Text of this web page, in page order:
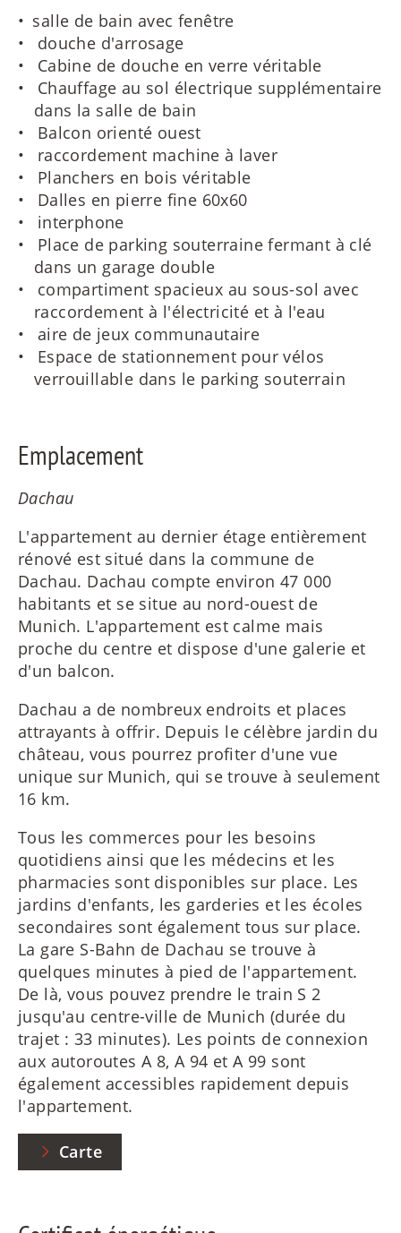
salle de bain avec fenêtre
douche d'arrosage
Cabine de douche en verre véritable
Chauffage au sol électrique supplémentaire
dans la salle de bain
Balcon orienté ouest
raccordement machine à laver
Planchers en bois véritable
Dalles en pierre fine 60x60
interphone
Place de parking souterraine fermant à clé
dans un garage double
compartiment spacieux au sous-sol avec
raccordement à l'électricité et à l'eau
aire de jeux communautaire
Espace de stationnement pour vélos
verrouillable dans le parking souterrain
Emplacement
Dachau
L'appartement au dernier étage entièrement
rénové est situé dans la commune de
Dachau. Dachau compte environ 47 000
habitants et se situe au nord-ouest de
Munich. L'appartement est calme mais
proche du centre et dispose d'une galerie et
d'un balcon.
Dachau a de nombreux endroits et places
attrayants à offrir. Depuis le célèbre jardin du
château, vous pourrez profiter d'une vue
unique sur Munich, qui se trouve à seulement
16 km.
Tous les commerces pour les besoins
quotidiens ainsi que les médecins et les
pharmacies sont disponibles sur place. Les
jardins d'enfants, les garderies et les écoles
secondaires sont également tous sur place.
La gare S-Bahn de Dachau se trouve à
quelques minutes à pied de l'appartement.
De là, vous pouvez prendre le train S 2
jusqu'au centre-ville de Munich (durée du
trajet : 33 minutes). Les points de connexion
aux autoroutes A 8, A 94 et A 99 sont
également accessibles rapidement depuis
l'appartement.
Carte